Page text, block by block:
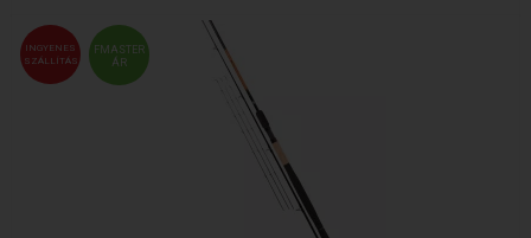
FMASTER
ÁR
INGYENES
SZÁLLÍTÁS